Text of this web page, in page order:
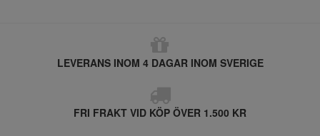
LEVERANS INOM 4 DAGAR INOM SVERIGE
FRI FRAKT VID KÖP ÖVER 1.500 KR